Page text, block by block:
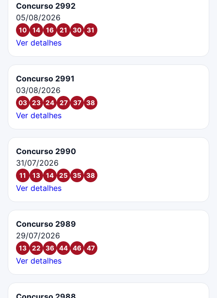
Concurso 2992
05/08/2026
10 14 16 21 30 31
Ver detalhes
Concurso 2991
03/08/2026
03 23 24 27 37 38
Ver detalhes
Concurso 2990
31/07/2026
11 13 14 25 35 38
Ver detalhes
Concurso 2989
29/07/2026
13 22 36 44 46 47
Ver detalhes